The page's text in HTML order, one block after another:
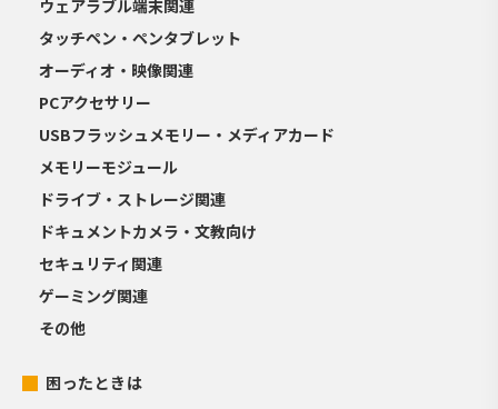
ウェアラブル端末関連
タッチペン・ペンタブレット
オーディオ・映像関連
PCアクセサリー
USBフラッシュメモリー・メディアカード
メモリーモジュール
ドライブ・ストレージ関連
ドキュメントカメラ・文教向け
セキュリティ関連
ゲーミング関連
その他
困ったときは